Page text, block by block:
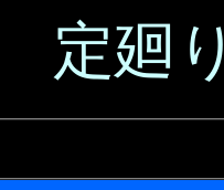
定廻り